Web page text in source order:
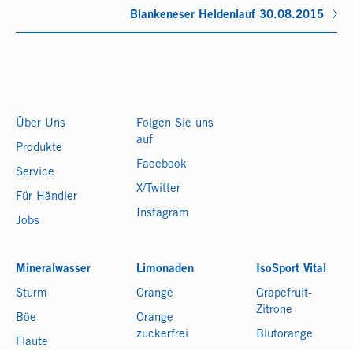
Blankeneser Heldenlauf 30.08.2015
Mineralwasser
Sturm
Böe
Flaute
Limonaden
Orange
Orange
zuckerfrei
IsoSport Vital
Grapefruit-
Zitrone
Blutorange
Über Uns
Produkte
Service
Für Händler
Jobs
Folgen Sie uns
auf
Facebook
X/Twitter
Instagram